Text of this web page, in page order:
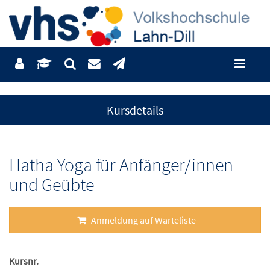
Kursdetails
Hatha Yoga für Anfänger/innen
und Geübte
Anmeldung auf Warteliste
Kursnr.